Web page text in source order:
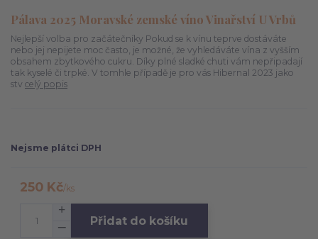
Pálava 2025 Moravské zemské víno Vinařství U Vrbů
Nejlepší volba pro začátečníky Pokud se k vínu teprve dostáváte
nebo jej nepijete moc často, je možné, že vyhledáváte vína z vyšším
obsahem zbytkového cukru. Díky plné sladké chuti vám nepřipadají
tak kyselé či trpké. V tomhle případě je pro vás Hibernal 2023 jako
stv celý popis
Nejsme plátci DPH
250 Kč/ks
Přidat do košíku